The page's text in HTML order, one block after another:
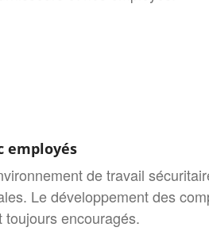
employés
de travail
Le développement des
encouragés.